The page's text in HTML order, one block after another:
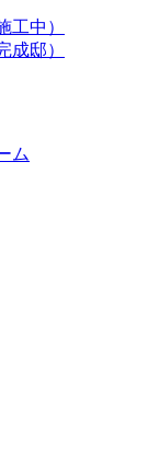
工中）
成邸）
ム